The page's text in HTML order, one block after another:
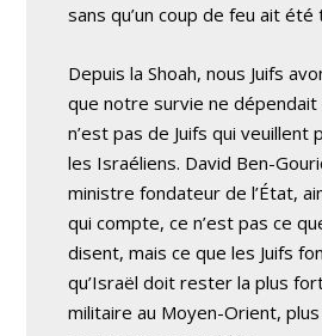
sans qu’un coup de feu ait été
Depuis la Shoah, nous Juifs
que notre survie ne dépendait
n’est pas de Juifs qui veuillent
les Israéliens. David Ben-
ministre fondateur de l’État,
qui compte, ce n’est pas ce
disent, mais ce que les Juifs
qu’Israël doit rester la plus
militaire au Moyen-Orient,